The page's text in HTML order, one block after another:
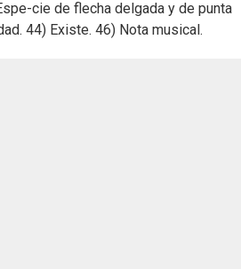
cie de flecha delgada y de punta
44) Existe. 46) Nota musical.